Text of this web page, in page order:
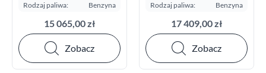
Rodzaj paliwa:
Benzyna
15 065,00 zł
Zobacz
Rodzaj paliwa:
Benzyna
17 409,00 zł
Zobacz